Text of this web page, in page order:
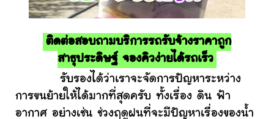
ติดต่อสอบถามบริการรถรับจ้างราคาถูก
สาธุประดิษฐ์ จองคิวง่ายได้รถเร็ว
รับรองได้ว่าเราจะจัดการปัญหาระหว่าง
การขนย้ายให้ได้มากที่สุดครับ ทั้งเรื่อง ดิน ฟ้า
อากาศ อย่างเช่น ช่วงฤดูฝนที่จะมีปัญหาเรื่องของน้ำ